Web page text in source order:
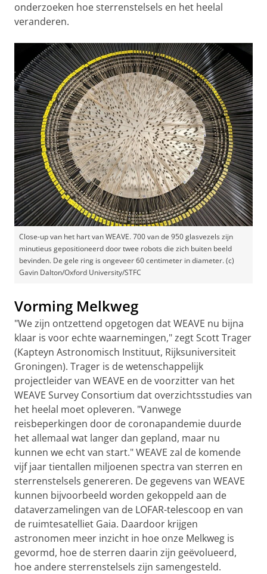
onderzoeken hoe sterrenstelsels en het heelal
veranderen.
Close-up van het hart van WEAVE. 700 van de 950 glasvezels zijn
minutieus gepositioneerd door twee robots die zich buiten beeld
bevinden. De gele ring is ongeveer 60 centimeter in diameter. (c)
Gavin Dalton/Oxford University/STFC
Vorming Melkweg
"We zijn ontzettend opgetogen dat WEAVE nu bijna
klaar is voor echte waarnemingen," zegt Scott Trager
(Kapteyn Astronomisch Instituut, Rijksuniversiteit
Groningen). Trager is de wetenschappelijk
projectleider van WEAVE en de voorzitter van het
WEAVE Survey Consortium dat overzichtsstudies van
het heelal moet opleveren. "Vanwege
reisbeperkingen door de coronapandemie duurde
het allemaal wat langer dan gepland, maar nu
kunnen we echt van start." WEAVE zal de komende
vijf jaar tientallen miljoenen spectra van sterren en
sterrenstelsels genereren. De gegevens van WEAVE
kunnen bijvoorbeeld worden gekoppeld aan de
dataverzamelingen van de LOFAR-telescoop en van
de ruimtesatelliet Gaia. Daardoor krijgen
astronomen meer inzicht in hoe onze Melkweg is
gevormd, hoe de sterren daarin zijn geëvolueerd,
hoe andere sterrenstelsels zijn samengesteld.